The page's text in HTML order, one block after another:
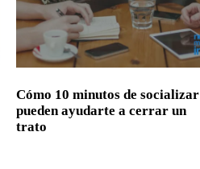
Cómo 10 minutos de socializar
pueden ayudarte a cerrar un
trato